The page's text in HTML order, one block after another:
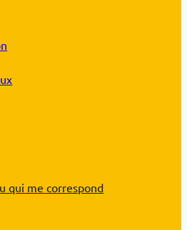
qui me correspond